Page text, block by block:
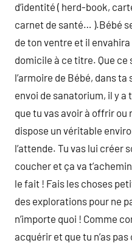
d’identité ( herd-book,
carnet de santé… ).Bébé
de ton ventre et il
domicile à ce titre. Que
l’armoire de Bébé, dans
envoi de sanatorium, il y a
que tu vas avoir à offrir ou
dispose un véritable
l’attende. Tu vas lui créer
coucher et ça va
le fait ! Fais les choses
des explorations pour ne
n’importe quoi ! Comme
acquérir et que tu n’as